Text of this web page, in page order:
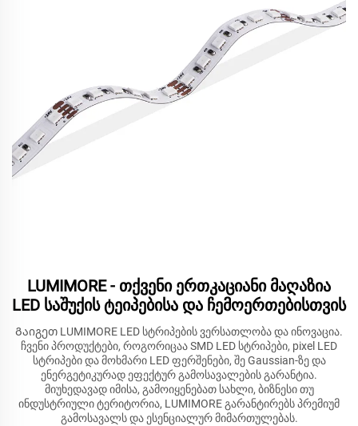
LUMIMORE - თქვენი ერთკაციანი მაღაზია
LED საშუქის ტეიპებისა და ჩემოერთებისთვის
Გაიგეთ LUMIMORE LED სტრიპების ვერსათლობა და ინოვაცია.
ჩვენი პროდუქტები, როგორიცაა SMD LED სტრიპები, pixel LED
სტრიპები და მოხმარი LED ფერშენები, შე Gaussian-ზე და
ენერგეტიკურად ეფექტურ გამოსავალების გარანტია.
მიუხედავად იმისა, გამოიყენებათ სახლი, ბიზნესი თუ
ინდუსტრიული ტერიტორია, LUMIMORE გარანტირებს პრემიუმ
გამოსავალს და ესენციალურ მიმართულებას.